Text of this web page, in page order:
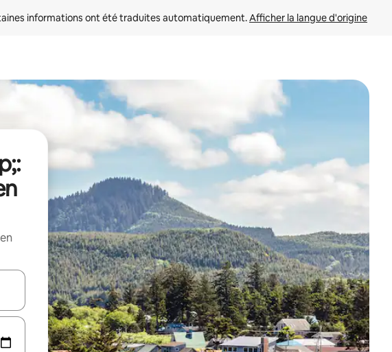
informations ont été traduites automatiquement. Afficher la langue d'origine
vers le haut et vers le bas pour les parcourir ou en appuyant et en faisant glisser.